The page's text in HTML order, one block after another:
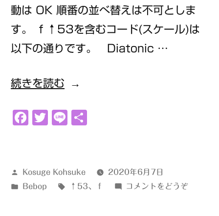
動は OK 順番の並べ替えは不可としま
す。 ｆ↑53を含むコード(スケール)は
以下の通りです。 Diatonic …
“ｆ
の
続きを読む
Facebook
Twitter
Line
投
稿
Kosuge Kohsuke
2020年6月7日
カ
Bebop
タ
↑53、 ｆ コメントをどうぞ(ｆ